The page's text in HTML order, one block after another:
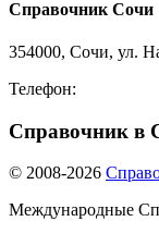
Справочник Сочи
354000, Сочи, ул.
Телефон:
Справочник в
© 2008-2026
Международные